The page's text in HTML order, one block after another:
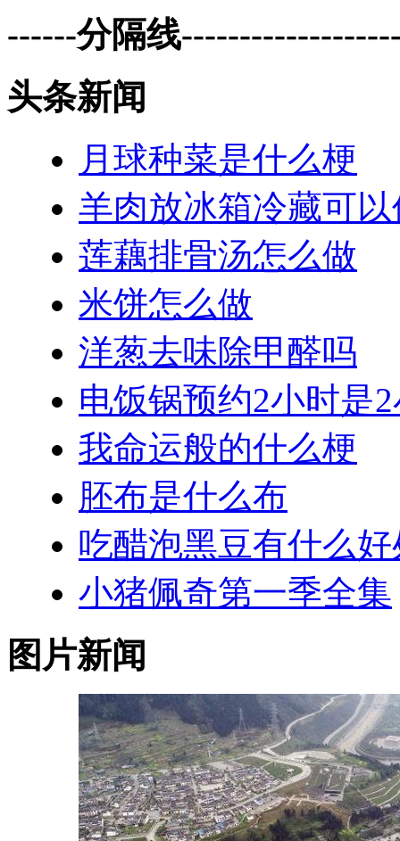
------分隔线
头条新闻
月球种菜是什么梗
羊肉放冰箱冷藏可
莲藕排骨汤怎么做
米饼怎么做
洋葱去味除甲醛吗
电饭锅预约2小时是
我命运般的什么梗
胚布是什么布
吃醋泡黑豆有什么好
小猪佩奇第一季全集
图片新闻